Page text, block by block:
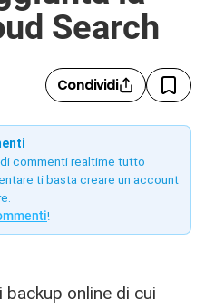
Search
Condividi
commenti realtime tutto
ti basta creare un account
!
backup online di cui